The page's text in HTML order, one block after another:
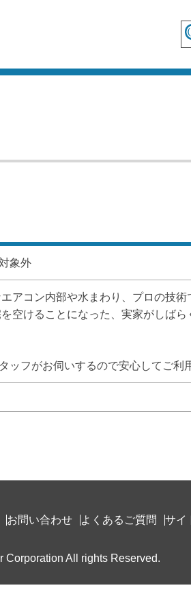
象外
エアコン内部や水まわり、プロの技
空けることになった、実家がしば
フがお伺いするので安心してご利
お問い合わせ よくあるご質問 サイ
All rights Reserved.